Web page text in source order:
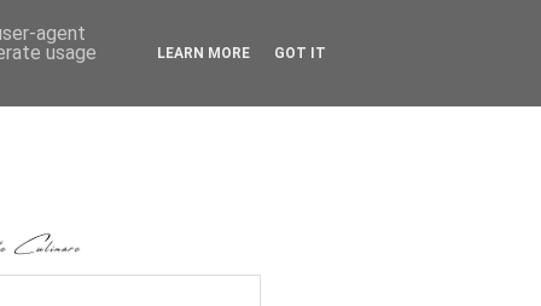
agent
usage
LEARN MORE GOT IT